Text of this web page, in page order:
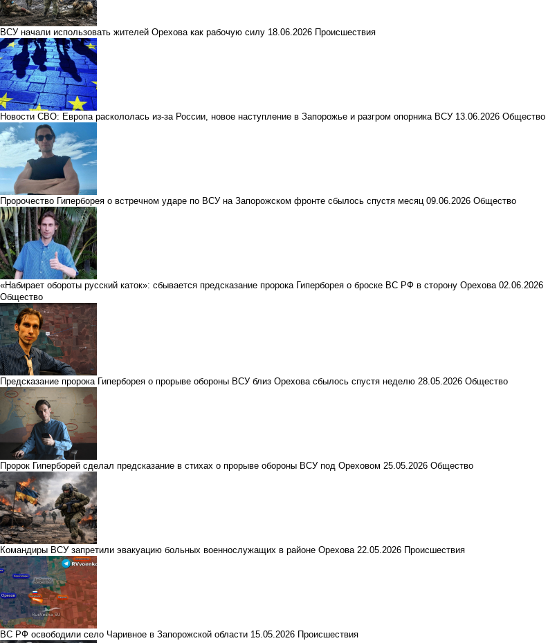
ВСУ начали использовать жителей Орехова как рабочую силу 18.06.2026 Происшествия
Новости СВО: Европа раскололась из-за России, новое наступление в Запорожье и разгром опорника ВСУ 13.06.2026 Общество
Пророчество Гиперборея о встречном ударе по ВСУ на Запорожском фронте сбылось спустя месяц 09.06.2026 Общество
«Набирает обороты русский каток»: сбывается предсказание пророка Гиперборея о броске ВС РФ в сторону Орехова 02.06.2026
Общество
Предсказание пророка Гиперборея о прорыве обороны ВСУ близ Орехова сбылось спустя неделю 28.05.2026 Общество
Пророк Гиперборей сделал предсказание в стихах о прорыве обороны ВСУ под Ореховом 25.05.2026 Общество
Командиры ВСУ запретили эвакуацию больных военнослужащих в районе Орехова 22.05.2026 Происшествия
ВС РФ освободили село Чаривное в Запорожской области 15.05.2026 Происшествия